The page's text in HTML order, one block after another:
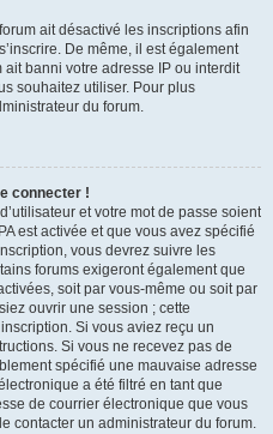
ait désactivé les inscriptions afin
De même, il est également
banni votre adresse IP ou interdit
souhaitez utiliser. Pour plus
du forum.
connecter !
et votre mot de passe soient
est activée et que vous avez spécifié
vous devrez suivre les
forums exigeront également que
soit par vous-même ou soit par
ouvrir une session ; cette
Si vous aviez reçu un
Si vous ne recevez pas de
spécifié une mauvaise adresse
a été filtré en tant que
de courrier électronique que vous
contacter un administrateur du forum.